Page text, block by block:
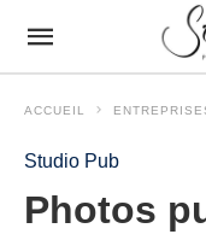
ACCUEIL
Studio Pub
Photos